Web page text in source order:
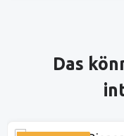
Produktgalerie überspringen
Das